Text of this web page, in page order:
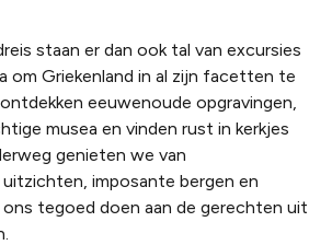
staan er dan ook tal van excursies
om Griekenland in al zijn facetten te
eeuwenoude opgravingen,
musea en vinden rust in kerkjes
genieten we van
imposante bergen en
tegoed doen aan de gerechten uit